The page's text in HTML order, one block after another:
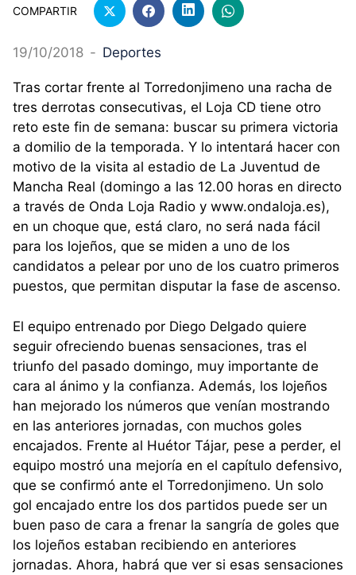
COMPARTIR
19/10/2018 - Deportes
Tras cortar frente al Torredonjimeno una racha de
tres derrotas consecutivas, el Loja CD tiene otro
reto este fin de semana: buscar su primera victoria
a domilio de la temporada. Y lo intentará hacer con
motivo de la visita al estadio de La Juventud de
Mancha Real (domingo a las 12.00 horas en directo
a través de Onda Loja Radio y www.ondaloja.es),
en un choque que, está claro, no será nada fácil
para los lojeños, que se miden a uno de los
candidatos a pelear por uno de los cuatro primeros
puestos, que permitan disputar la fase de ascenso.
El equipo entrenado por Diego Delgado quiere
seguir ofreciendo buenas sensaciones, tras el
triunfo del pasado domingo, muy importante de
cara al ánimo y la confianza. Además, los lojeños
han mejorado los números que venían mostrando
en las anteriores jornadas, con muchos goles
encajados. Frente al Huétor Tájar, pese a perder, el
equipo mostró una mejoría en el capítulo defensivo,
que se confirmó ante el Torredonjimeno. Un solo
gol encajado entre los dos partidos puede ser un
buen paso de cara a frenar la sangría de goles que
los lojeños estaban recibiendo en anteriores
jornadas. Ahora, habrá que ver si esas sensaciones